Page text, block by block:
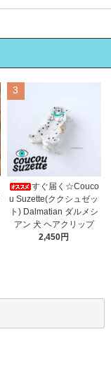
3
すぐ届く☆Couco
u Suzette(ククシュゼッ
ト) Dalmatian ダルメシ
アン 犬 ヘアクリップ
2,450円